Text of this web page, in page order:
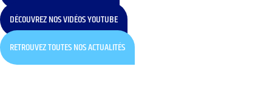
DÉCOUVREZ NOS VIDÉOS YOUTUBE
RETROUVEZ TOUTES NOS ACTUALITÉS